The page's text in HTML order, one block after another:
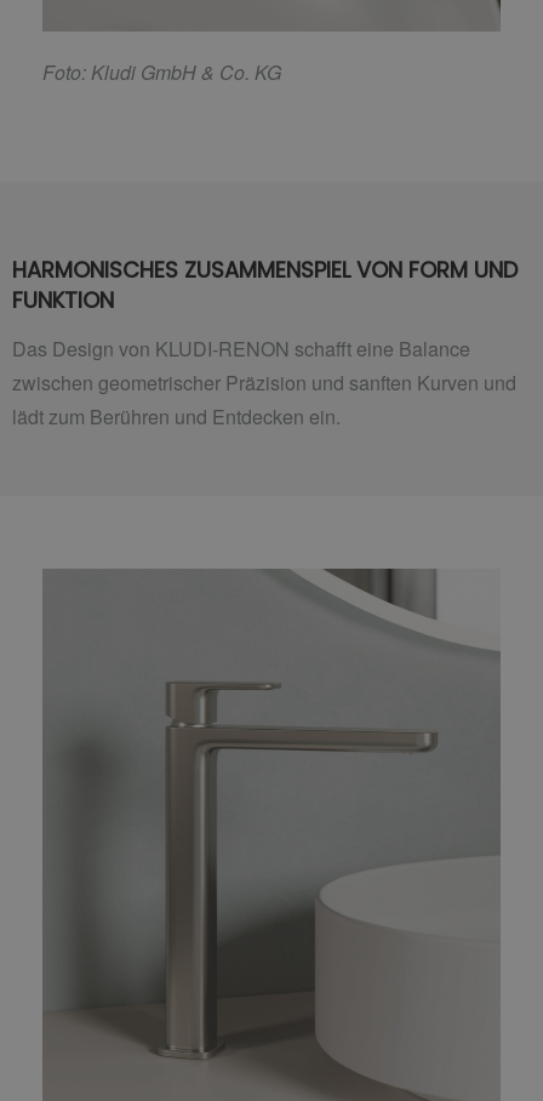
Foto: Kludi GmbH & Co. KG
HARMONISCHES ZUSAMMENSPIEL VON FORM UND
FUNKTION
Das Design von KLUDI-RENON schafft eine Balance
zwischen geometrischer Präzision und sanften Kurven und
lädt zum Berühren und Entdecken ein.